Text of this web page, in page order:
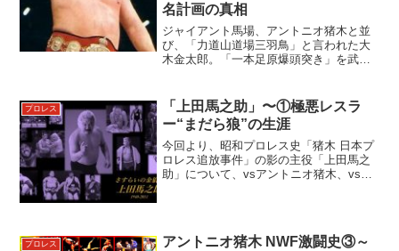
名計画の真相
ジャイアント馬場、アントニオ猪木と並
び、「力道山道場三羽鳥」と言われた大
木金太郎。「一本足原爆頭突き」を武器
て”二代目力道山”襲名に執念を燃やし、ル
ー・テーズにセメントを...
プロレス
「上田馬之助」〜①極悪レスラ
ー“まだら狼”の生涯
今回より、昭和プロレス史「猪木 日本プ
ロレス追放事件」の影の主役「上田馬之
助」について、vsアントニオ猪木、vsジ
プロレス
アントニオ猪木 NWF激闘史③～